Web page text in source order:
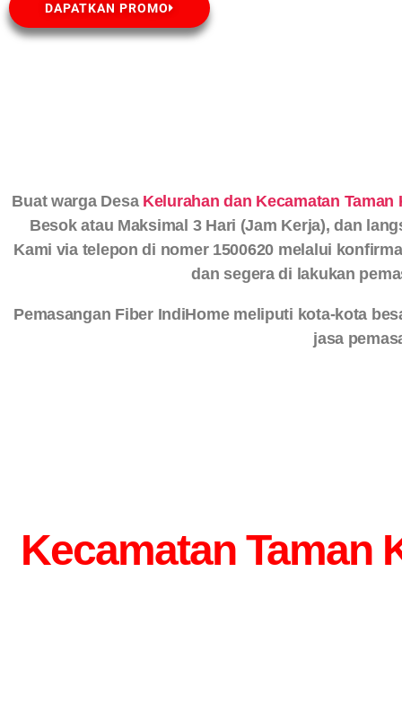
DAPATKAN PROMO
Buat warga Desa Kelurahan dan Kecamatan
Besok atau Maksimal 3 Hari (Jam Kerja), dan
Kami via telepon di nomer 1500620 melalui
dan segera di lakukan
Pemasangan Fiber IndiHome meliputi kota-kota
jasa
Kecamatan Taman